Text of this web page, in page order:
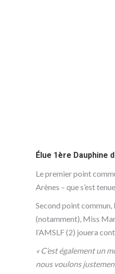
Élue 1ère Dauphine
Le premier point
Arènes – que s’est
Second point commun,
(notamment), Miss
l’AMSLF (2) jouera
« C’est également un
nous voulons